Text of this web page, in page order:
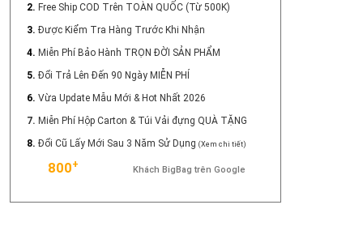
2. Free Ship COD Trên TOÀN QUỐC (Từ 500K)
3. Được Kiểm Tra Hàng Trước Khi Nhận
4. Miễn Phí Bảo Hành TRỌN ĐỜI SẢN PHẨM
5. Đổi Trả Lên Đến 90 Ngày MIỄN PHÍ
6. Vừa Update Mẫu Mới & Hot Nhất 2026
7. Miễn Phí Hộp Carton & Túi Vải đựng QUÀ TẶNG
8. Đổi Cũ Lấy Mới Sau 3 Năm Sử Dụng (Xem chi tiết)
800+ Khách BigBag trên Google